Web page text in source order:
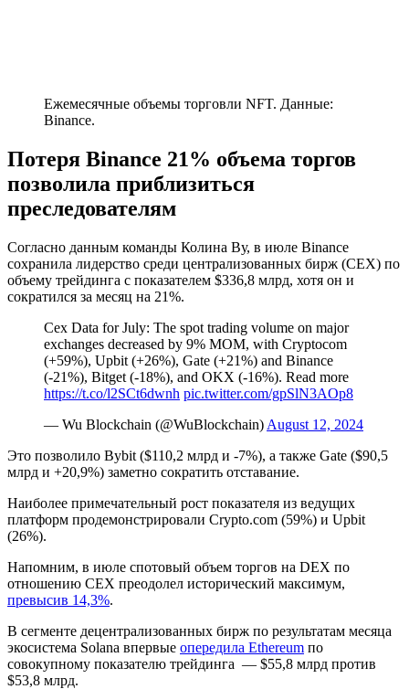
Ежемесячные объемы торговли NFT. Данные:
Binance.
Потеря Binance 21% объема торгов
позволила приблизиться
преследователям
Согласно данным команды Колина Ву, в июле Binance
сохранила лидерство среди централизованных бирж (CEX) по
объему трейдинга с показателем $336,8 млрд, хотя он и
сократился за месяц на 21%.
Cex Data for July: The spot trading volume on major
exchanges decreased by 9% MOM, with Cryptocom
(+59%), Upbit (+26%), Gate (+21%) and Binance
(-21%), Bitget (-18%), and OKX (-16%). Read more
https://t.co/l2SCt6dwnh pic.twitter.com/gpSlN3AOp8
— Wu Blockchain (@WuBlockchain) August 12, 2024
Это позволило Bybit ($110,2 млрд и -7%), а также Gate ($90,5
млрд и +20,9%) заметно сократить отставание.
Наиболее примечательный рост показателя из ведущих
платформ продемонстрировали Crypto.com (59%) и Upbit
(26%).
Напомним, в июле спотовый объем торгов на DEX по
отношению CEX преодолел исторический максимум,
превысив 14,3%.
В сегменте децентрализованных бирж по результатам месяца
экосистема Solana впервые опередила Ethereum по
совокупному показателю трейдинга — $55,8 млрд против
$53,8 млрд.